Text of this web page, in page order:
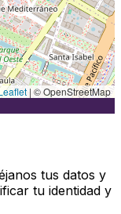
| © OpenStreetMap
tus datos y
tu identidad y